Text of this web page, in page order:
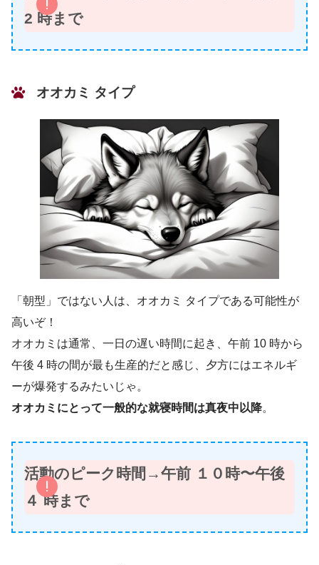
2 時まで
オオカミ タイプ
「朝型」ではない人は、オオカミ タイプである可能性が
高いぞ！
オオカミは通常、一日の遅い時間に起き、午前 10 時から
午後 4 時の間が最も生産的だと感じ、夕方にはエネルギ
ーが爆発するみたいじゃ。
オオカミにとって一般的な就寝時間は真夜中以降。
活動のピーク時間→午前 １０時〜午後
４ 時まで